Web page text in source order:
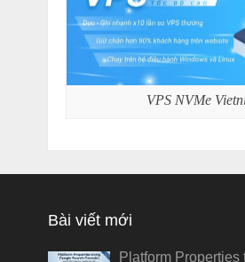
VPS NVMe
Bài viết mới
Platform Properties